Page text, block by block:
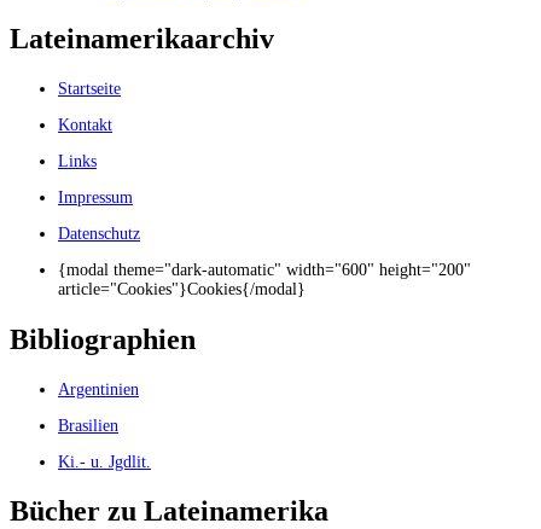
Lateinamerikaarchiv
Startseite
Kontakt
Links
Impressum
Datenschutz
{modal theme="dark-automatic" width="600" height="200"
article="Cookies"}Cookies{/modal}
Bibliographien
Argentinien
Brasilien
Ki.- u. Jgdlit.
Bücher zu Lateinamerika